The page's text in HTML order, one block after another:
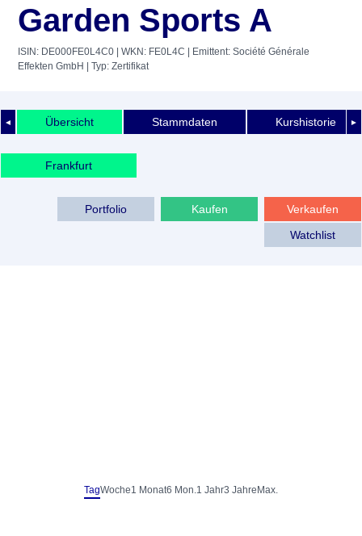
Garden Sports A
ISIN: DE000FE0L4C0 | WKN: FE0L4C | Emittent: Société Générale
Effekten GmbH
| Typ: Zertifikat
◄ ►
Übersicht Stammdaten Kurshistorie
Frankfurt
Verkaufen
Kaufen
Portfolio
Watchlist
TagWoche1 Monat6 Mon.1 Jahr3 Jahre Max.